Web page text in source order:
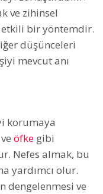
ve zihinsel
etkili bir yöntemdir.
düşünceleri
mevcut anı
korumaya
veöfke gibi
Nefes almak, bu
yardımcı olur.
dengelenmesi ve